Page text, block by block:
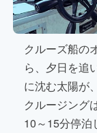
クルーズ船の
ら、夕日を追
に沈む太陽が
クルージング
10～15分停泊